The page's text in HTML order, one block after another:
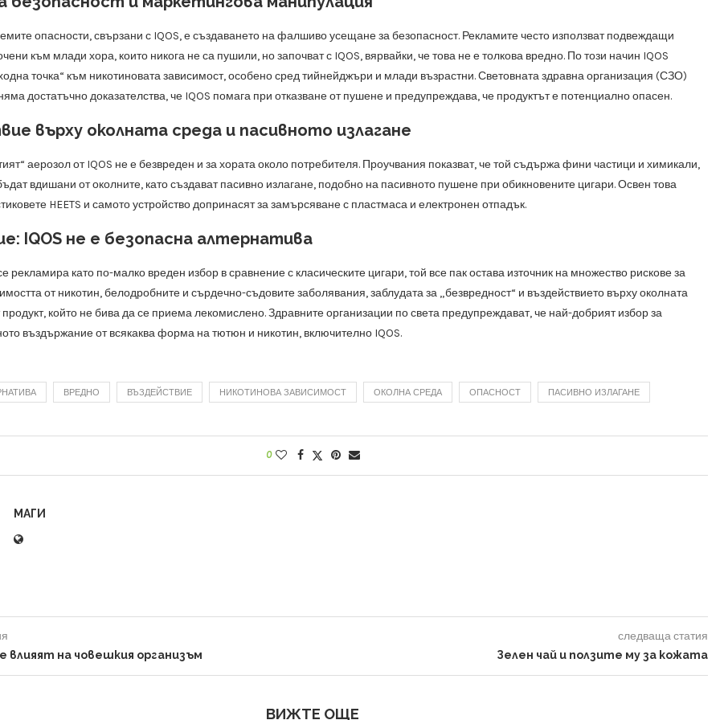
опасности, свързани с IQOS, е създаването на фалшиво усещане за безопасност. Рекламите често използват подвеждащи
към млади хора, които никога не са пушили, но започват с IQOS, вярвайки, че това не е толкова вредно. По този начин IQOS
точка“ към никотиновата зависимост, особено сред тийнейджъри и млади възрастни. Световната здравна организация (СЗО)
достатъчно доказателства, че IQOS помага при отказване от пушене и предупреждава, че продуктът е потенциално опасен.
върху околната среда и пасивното излагане
аерозол от IQOS не е безвреден и за хората около потребителя. Проучвания показват, че той съдържа фини частици и химикали,
вдишани от околните, като създават пасивно излагане, подобно на пасивното пушене при обикновените цигари. Освен това
HEETS и самото устройство допринасят за замърсяване с пластмаса и електронен отпадък.
IQOS не е безопасна алтернатива
рекламира като по-малко вреден избор в сравнение с класическите цигари, той все пак остава източник на множество рискове за
от никотин, белодробните и сърдечно-съдовите заболявания, заблудата за „безвредност“ и въздействието върху околната
продукт, който не бива да се приема лекомислено. Здравните организации по света предупреждават, че най-добрият избор за
въздържание от всякаква форма на тютюн и никотин, включително IQOS.
ВРЕДНО ВЪЗДЕЙСТВИЕ НИКОТИНОВА ЗАВИСИМОСТ ОКОЛНА СРЕДА ОПАСНОСТ ПАСИВНО ИЗЛАГАНЕ
0
МАГИ
влияят на човешкия организъм
следваща статия
Зелен чай и ползите му за кожата
ВИЖТЕ ОЩЕ